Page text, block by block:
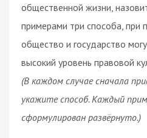
общественной жизни,
примерами три способа,
общество и государство
высокий уровень правовой
(В каждом случае сначала
укажите способ. Каждый
сформулирован развёрнуто.)